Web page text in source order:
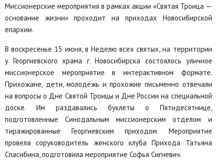
Миссионерские мероприятия в рамках акции «Святая Троица —
основание жизни» проходит на приходах Новосибирской
епархии.
В воскресенье 15 июня, в Неделю всех святых, на территории
у Георгиевского храма г. Новосибирска состоялось уличное
миссионерское мероприятие в интерактивном формате.
Прихожане, дети, молодёжь и прохожие письменно отвечали
на вопросы о Дне Святой Троицы и Дне России на специальной
доске. Им раздавались буклеты о Пятидесятнице,
подготовленные Синодальным миссионерским отделом и
тиражированные Георгиевским приходом. Мероприятие
провела соруководитель женского клуба Прихода Татьяна
Спасибина, подготовила мероприятие Софья Сигневич.